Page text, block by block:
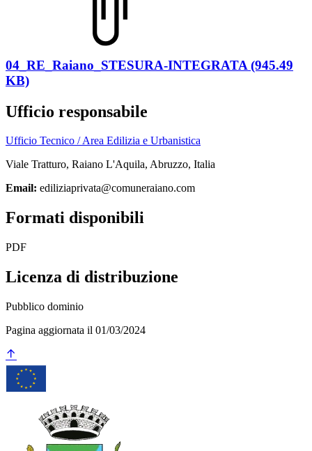
04_RE_Raiano_STESURA-INTEGRATA (945.49
KB)
Ufficio responsabile
Ufficio Tecnico / Area Edilizia e Urbanistica
Viale Tratturo, Raiano L'Aquila, Abruzzo, Italia
Email: ediliziaprivata@comuneraiano.com
Formati disponibili
PDF
Licenza di distribuzione
Pubblico dominio
Pagina aggiornata il 01/03/2024